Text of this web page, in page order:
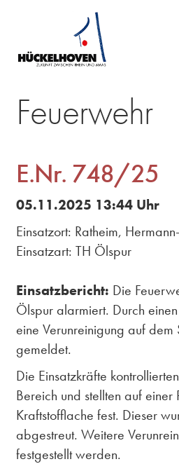
Feuerwehr
E.Nr. 748/25
05.11.2025 13:44 Uhr
Einsatzort: Ratheim,
Einsatzart: TH Ölspur
Einsatzbericht: Die
Ölspur alarmiert. Durch
eine Verunreinigung auf dem
gemeldet.
Die Einsatzkräfte
Bereich und stellten auf einer
Kraftstofflache fest. Dieser
abgestreut. Weitere
festgestellt werden.